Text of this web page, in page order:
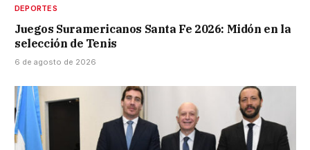
DEPORTES
Juegos Suramericanos Santa Fe 2026: Midón en la
selección de Tenis
6 de agosto de 2026